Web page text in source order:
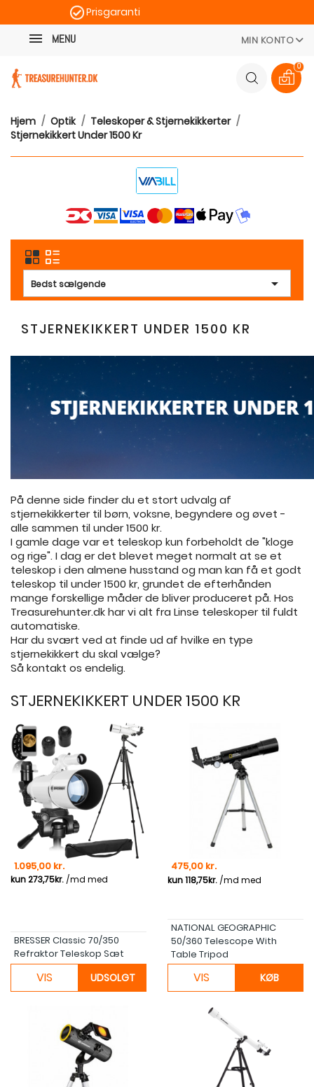
Prisgaranti
MENU MIN KONTO
0
Hjem Optik
Teleskoper & Stjernekikkerter
Stjernekikkert Under 1500 Kr
Bedst sælgende 
STJERNEKIKKERT UNDER 1500 KR
På denne side finder du et stort udvalg af
stjernekikkerter til børn, voksne, begyndere og øvet -
alle sammen til under 1500 kr.
I gamle dage var et teleskop kun forbeholdt de "kloge
og rige". I dag er det blevet meget normalt at se et
teleskop i den almene husstand og man kan få et godt
teleskop til under 1500 kr, grundet de efterhånden
mange forskellige måder de bliver produceret på. Hos
Treasurehunter.dk har vi alt fra Linse teleskoper til fuldt
automatiske.
Har du svært ved at finde ud af hvilke en type
stjernekikkert du skal vælge?
Så kontakt os endelig.
STJERNEKIKKERT UNDER 1500 KR
Pris
1.095,00 kr.
BRESSER Classic 70/350
Refraktor Teleskop Sæt
VIS UDSOLGT
Pris
475,00 kr.
NATIONAL GEOGRAPHIC
50/360 Telescope With
Table Tripod
VIS KØB